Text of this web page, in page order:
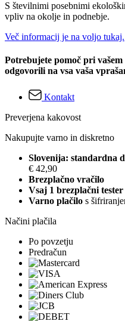
S številnimi posebnimi
vpliv na okolje in podnebje.
Več informacij je na voljo tukaj.
Potrebujete pomoč pri
odgovorili na vsa vaša
Kontakt
Preverjena kakovost
Nakupujte varno in diskretno
Slovenija: standardna
€ 42,90
Brezplačno vračilo
Vsaj 1 brezplačni tester
Varno plačilo s
Načini plačila
Po povzetju
Predračun